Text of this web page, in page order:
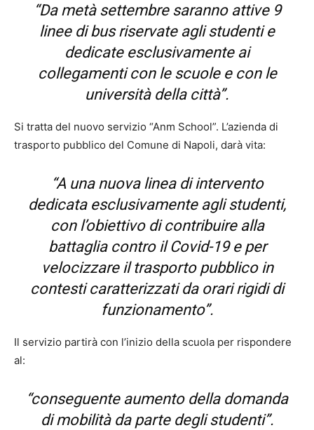
“Da metà settembre saranno attive 9
linee di bus riservate agli studenti e
dedicate esclusivamente ai
collegamenti con le scuole e con le
università della città”.
Si tratta del nuovo servizio “Anm School”. L’azienda di
trasporto pubblico del Comune di Napoli, darà vita:
“A una nuova linea di intervento
dedicata esclusivamente agli studenti,
con l’obiettivo di contribuire alla
battaglia contro il Covid-19 e per
velocizzare il trasporto pubblico in
contesti caratterizzati da orari rigidi di
funzionamento”.
Il servizio partirà con l’inizio della scuola per rispondere
al:
“conseguente aumento della domanda
di mobilità da parte degli studenti”.